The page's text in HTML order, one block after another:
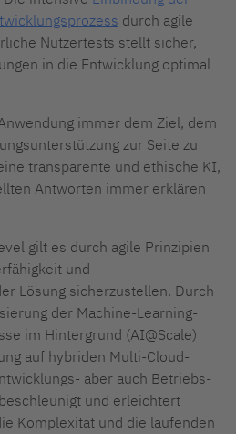
durch agile
Nutzertests stellt sicher,
in die Entwicklung optimal
immer dem Ziel, dem
zur Seite zu
transparente und ethische KI,
Antworten immer erklären
gilt es durch agile Prinzipien
und
Lösung sicherzustellen. Durch
der Machine-Learning-
im Hintergrund (AI@Scale)
auf hybriden Multi-Cloud-
aber auch Betriebs-
und erleichtert
Komplexität und die laufenden